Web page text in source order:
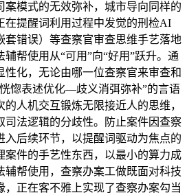
案模式的无效弥补，城市导向同样的
在提醒词利用过程中发觉的刑检AI
套错误）等查察官审查思维手艺落地
帮使用从“可用”向“好用”跃升。通
性化，无论由哪一位查察官来审查和
惚表述优化—歧义消弭弥补”的言语
人机交互锻炼无限接近人的思维，
司法逻辑的分歧性。防止案件因查察
入后续环节，以提醒词驱动为焦点的
案件的手艺性东西，以最小的算力成
辅帮使用，查察办案工做既面对科技
，正在客不雅上实现了查察办案勾当